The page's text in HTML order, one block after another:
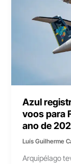
Azul
voos para
ano de
Luís Guilherme
Arquipélago